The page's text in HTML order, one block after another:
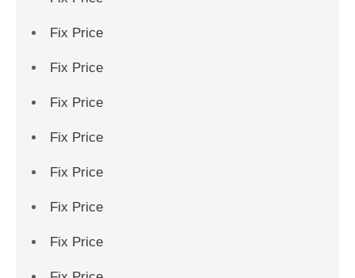
Fix Price
Fix Price
Fix Price
Fix Price
Fix Price
Fix Price
Fix Price